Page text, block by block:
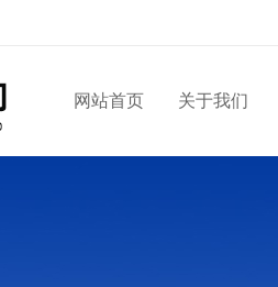
网站首页 关于我们